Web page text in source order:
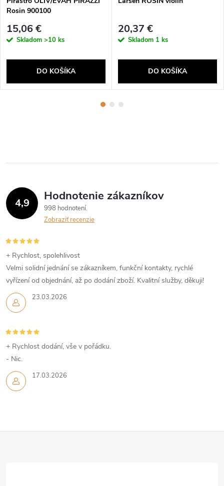
Rosin 900100
15,06 €
Skladom >10 ks
DO KOŠÍKA
20,37 €
Skladom 1 ks
DO KOŠÍKA
4,9 Hodnotenie zákazníkov
998 hodnotení
Zobraziť recenzie
23.03.2026
+ Rychlost, spolehlivost
Velmi solidní jednání se zákazníkem, funkční kontakty, rychlé
vyřízení od objednání, až po dodání zboží. Kvalitní služby, děkuji!
17.03.2026
+ Rychlost dodání, vše v pořádku.
- Nic.